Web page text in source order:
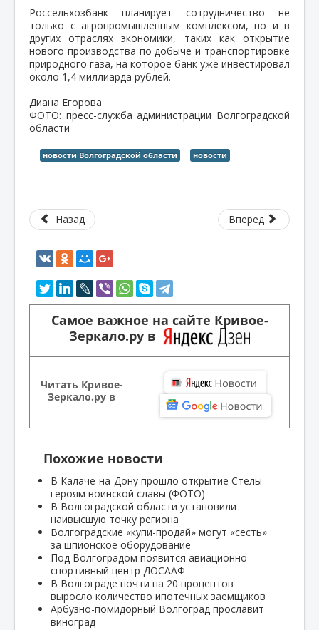
Россельхозбанк планирует сотрудничество не
только с агропромышленным комплексом, но и в
других отраслях экономики, таких как открытие
нового производства по добыче и транспортировке
природного газа, на которое банк уже инвестировал
около 1,4 миллиарда рублей.
Диана Егорова
ФОТО: пресс-служба администрации Волгоградской
области
новости Волгоградской области новости
Назад Вперед
Самое важное на сайте Кривое-
Зеркало.ру в
Читать Кривое-
Зеркало.ру в
Похожие новости
В Калаче-на-Дону прошло открытие Стелы
героям воинской славы (ФОТО)
В Волгоградской области установили
наивысшую точку региона
Волгоградские «купи-продай» могут «сесть»
за шпионское оборудование
Под Волгоградом появится авиационно-
спортивный центр ДОСААФ
В Волгограде почти на 20 процентов
выросло количество ипотечных заемщиков
Арбузно-помидорный Волгоград прославит
виноград